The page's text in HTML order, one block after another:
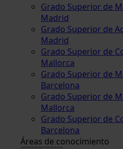
Grado Superior de
Madrid
Grado Superior de
Madrid
Grado Superior de
Mallorca
Grado Superior de
Barcelona
Grado Superior de
Mallorca
Grado Superior de
Barcelona
Áreas de conocimiento